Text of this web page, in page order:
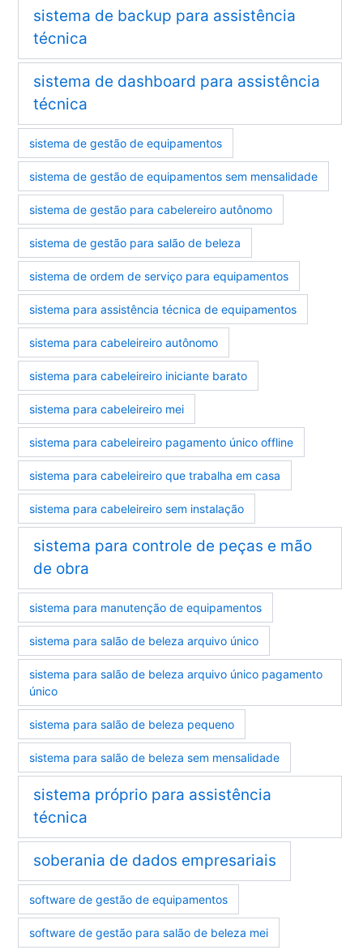
sistema de backup para assistência
técnica
sistema de dashboard para assistência
técnica
sistema de gestão de equipamentos
sistema de gestão de equipamentos sem mensalidade
sistema de gestão para cabelereiro autônomo
sistema de gestão para salão de beleza
sistema de ordem de serviço para equipamentos
sistema para assistência técnica de equipamentos
sistema para cabeleireiro autônomo
sistema para cabeleireiro iniciante barato
sistema para cabeleireiro mei
sistema para cabeleireiro pagamento único offline
sistema para cabeleireiro que trabalha em casa
sistema para cabeleireiro sem instalação
sistema para controle de peças e mão
de obra
sistema para manutenção de equipamentos
sistema para salão de beleza arquivo único
sistema para salão de beleza arquivo único pagamento
único
sistema para salão de beleza pequeno
sistema para salão de beleza sem mensalidade
sistema próprio para assistência
técnica
soberania de dados empresariais
software de gestão de equipamentos
software de gestão para salão de beleza mei